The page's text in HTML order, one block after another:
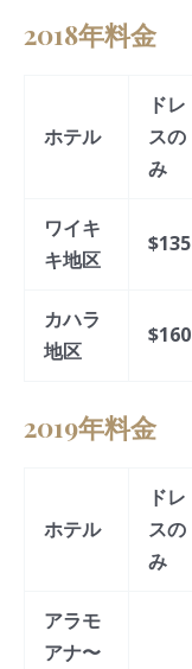
2018年料金
ホテル
ドレ
スの
み
ワイキ
キ地区
$135
カハラ
地区
$160
2019年料金
ホテル
ドレ
スの
み
アラモ
アナ〜